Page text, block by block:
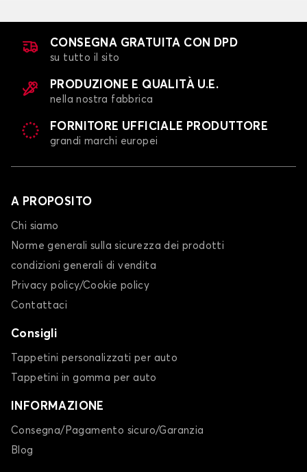
CONSEGNA GRATUITA CON DPD
su tutto il sito
PRODUZIONE E QUALITÀ U.E.
nella nostra fabbrica
FORNITORE UFFICIALE PRODUTTORE
grandi marchi europei
A PROPOSITO
Chi siamo
Norme generali sulla sicurezza dei prodotti
condizioni generali di vendita
Privacy policy/Cookie policy
Contattaci
Consigli
Tappetini personalizzati per auto
Tappetini in gomma per auto
INFORMAZIONE
Consegna/Pagamento sicuro/Garanzia
Blog